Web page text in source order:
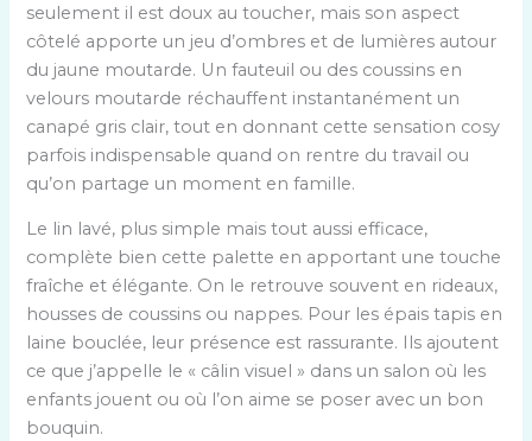
seulement il est doux au toucher, mais son aspect
côtelé apporte un jeu d’ombres et de lumières autour
du jaune moutarde. Un fauteuil ou des coussins en
velours moutarde réchauffent instantanément un
canapé gris clair, tout en donnant cette sensation cosy
parfois indispensable quand on rentre du travail ou
qu’on partage un moment en famille.
Le lin lavé, plus simple mais tout aussi efficace,
complète bien cette palette en apportant une touche
fraîche et élégante. On le retrouve souvent en rideaux,
housses de coussins ou nappes. Pour les épais tapis en
laine bouclée, leur présence est rassurante. Ils ajoutent
ce que j’appelle le « câlin visuel » dans un salon où les
enfants jouent ou où l’on aime se poser avec un bon
bouquin.